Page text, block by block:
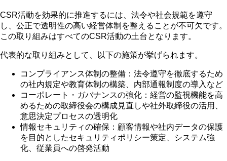
CSR活動を効果的に推進するには、法令や社会規範を遵守
し、公正で透明性の高い経営体制を整えることが不可欠です。
この取り組みはすべてのCSR活動の土台となります。
代表的な取り組みとして、以下の施策が挙げられます。
コンプライアンス体制の整備：法令遵守を徹底するため
の社内規定や教育体制の構築、内部通報制度の導入など
コーポレート・ガバナンスの強化：経営の監視機能を高
めるための取締役会の構成見直しや社外取締役の活用、
意思決定プロセスの透明化
情報セキュリティの確保：顧客情報や社内データの保護
を目的としたセキュリティポリシー策定、システム強
化、従業員への啓発活動